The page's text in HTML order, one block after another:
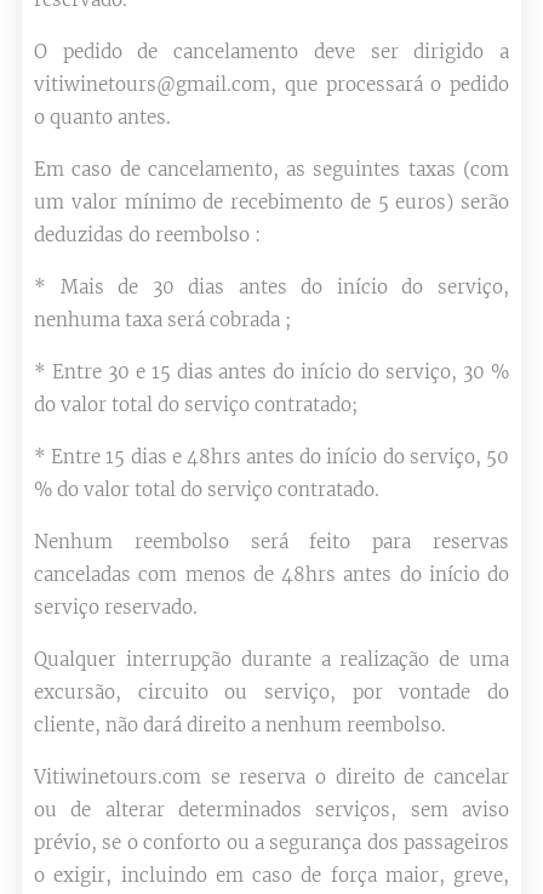
O pedido de cancelamento deve ser dirigido a
vitiwinetours@gmail.com, que processará o pedido
o quanto antes.
Em caso de cancelamento, as seguintes taxas (com
um valor mínimo de recebimento de 5 euros) serão
deduzidas do reembolso :
* Mais de 30 dias antes do início do serviço,
nenhuma taxa será cobrada ;
* Entre 30 e 15 dias antes do início do serviço, 30 %
do valor total do serviço contratado;
* Entre 15 dias e 48hrs antes do início do serviço, 50
% do valor total do serviço contratado.
Nenhum reembolso será feito para reservas
canceladas com menos de 48hrs antes do início do
serviço reservado.
Qualquer interrupção durante a realização de uma
excursão, circuito ou serviço, por vontade do
cliente, não dará direito a nenhum reembolso.
Vitiwinetours.com se reserva o direito de cancelar
ou de alterar determinados serviços, sem aviso
prévio, se o conforto ou a segurança dos passageiros
o exigir, incluindo em caso de força maior, greve,